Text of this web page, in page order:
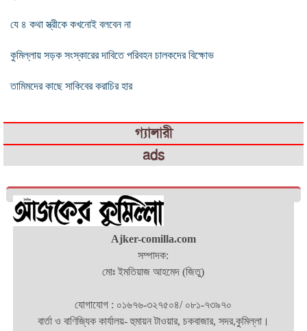
যে ৪ কথা স্ত্রীকে কখনোই বলবেন না
কুমিল্লায় সড়ক সংস্কারের দাবিতে পরিবহন চালকদের বিক্ষোভ
তামিমদের কাছে সাকিবের করাচির হার
গ্যালারী
ads
Ajker-comilla.com
সম্পাদক:
মোঃ ইমতিয়াজ আহমেদ (জিতু)
যোগাযোগ : ০১৬৭৬-৩২৭৫০৪/ ০৮১-৭৩৯৭০
বার্তা ও বাণিজ্যিক কার্যালয়- হুমায়ন টাওয়ার, চকবাজার, সদর,কুমিল্লা।